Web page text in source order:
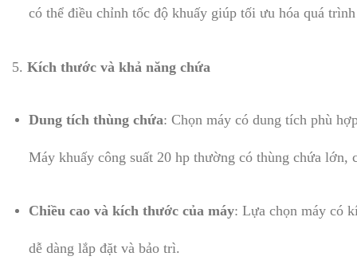
có thể điều chỉnh tốc độ khuấy giúp tối ưu hóa quá
5. Kích thước và khả năng chứa
Dung tích thùng chứa: Chọn máy có dung tích phù
Máy khuấy công suất 20 hp thường có thùng chứa
Chiều cao và kích thước của máy: Lựa chọn máy có
dễ dàng lắp đặt và bảo trì.